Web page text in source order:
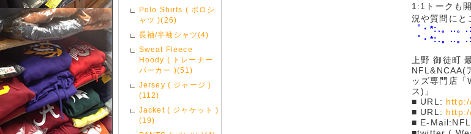
Polo Shirts ( ポロシ
ャツ )(26)
長袖/半袖シャツ(4)
Sweat Fleece
Hoody ( トレーナー
パーカー )(51)
Jersey ( ジャージ )
(112)
Jacket ( ジャケット )
(19)
1:1トークも
況や質問にと
゜・*:.。..
゜・*:.。..
上野 御徒町
NFL&NCAA(
ッズ専門店
ス)」
■ URL:
■ URL:
■ E-